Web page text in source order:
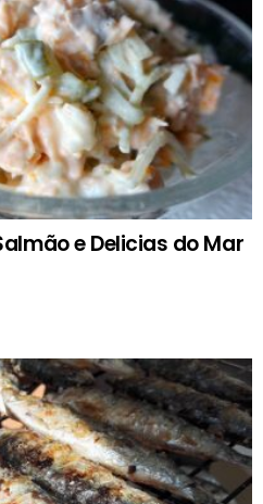
e Delicias do Mar